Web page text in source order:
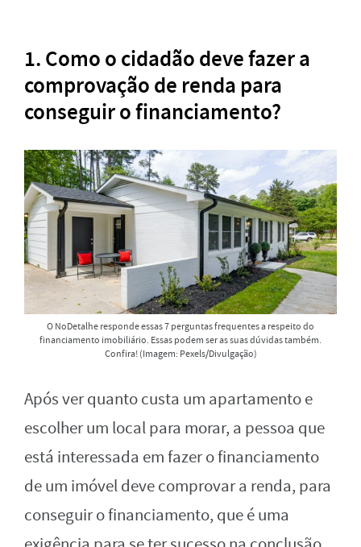
1. Como o cidadão deve fazer a
comprovação de renda para
conseguir o financiamento?
O NoDetalhe responde essas 7 perguntas frequentes a respeito do
financiamento imobiliário. Essas podem ser as suas dúvidas também.
Confira! (Imagem: Pexels/Divulgação)
Após ver quanto custa um apartamento e
escolher um local para morar, a pessoa que
está interessada em fazer o financiamento
de um imóvel deve comprovar a renda, para
conseguir o financiamento, que é uma